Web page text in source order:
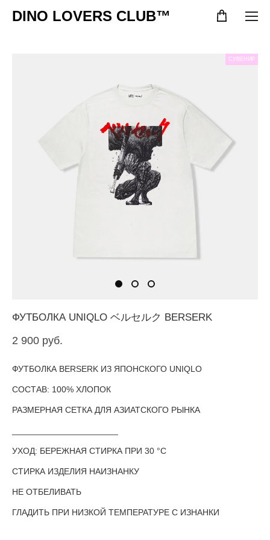
DINO LOVERS CLUB™
СУВЕНИР
ФУТБОЛКА UNIQLO ベルセルク BERSERK
2 900 pуб.
ФУТБОЛКА BERSERK ИЗ ЯПОНСКОГО UNIQLO
СОСТАВ: 100% ХЛОПОК
РАЗМЕРНАЯ СЕТКА ДЛЯ АЗИАТСКОГО РЫНКА
УХОД: БЕРЕЖНАЯ СТИРКА ПРИ 30 °С
СТИРКА ИЗДЕЛИЯ НАИЗНАНКУ
НЕ ОТБЕЛИВАТЬ
ГЛАДИТЬ ПРИ НИЗКОЙ ТЕМПЕРАТУРЕ С ИЗНАНКИ